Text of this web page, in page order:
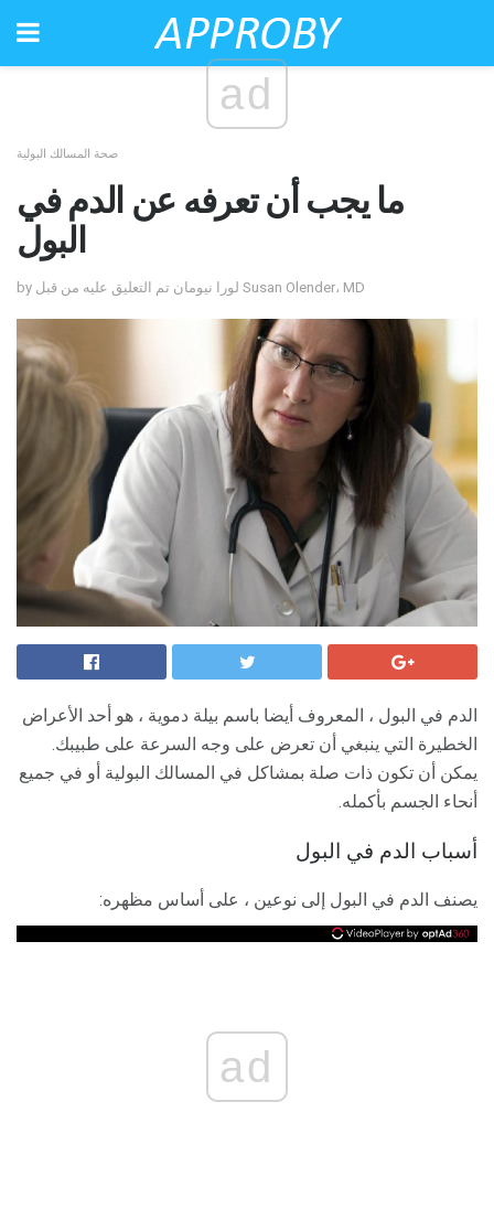
ad
صحة المسالك البولية
ما يجب أن تعرفه عن الدم في
البول
by لورا نيومان تم التعليق عليه من قبل Susan Olender، MD
الدم في البول ، المعروف أيضا باسم بيلة دموية ، هو أحد الأعراض
الخطيرة التي ينبغي أن تعرض على وجه السرعة على طبيبك.
يمكن أن تكون ذات صلة بمشاكل في المسالك البولية أو في جميع
أنحاء الجسم بأكمله.
أسباب الدم في البول
يصنف الدم في البول إلى نوعين ، على أساس مظهره:
ad